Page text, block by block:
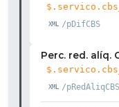
/pDifCBS
Perc. red. alíq.
/pRedAliqCBS